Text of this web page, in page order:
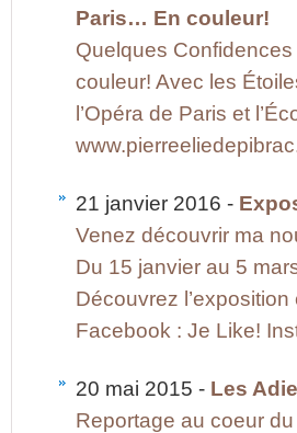
Paris… En couleur!
Quelques
couleur! Avec les
l’Opéra de Paris et
21 janvier 2016 -
Venez découvrir ma
Du 15 janvier au 5
Découvrez
Facebook : Je Like!
20 mai 2015 - Les
Reportage au coeur